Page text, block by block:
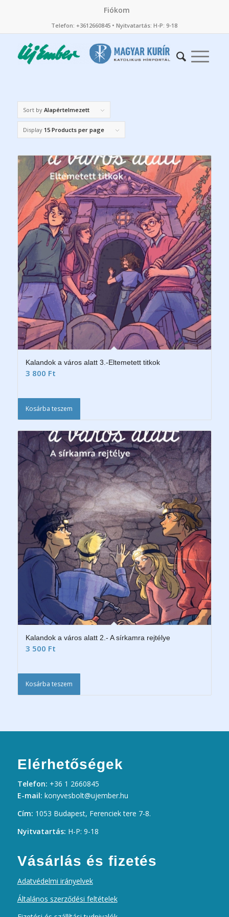
Fiókom
Telefon: +3612660845 • Nyitvatartás: H-P: 9-18
Sort by Alapértelmezett
Display 15 Products per page
Kalandok a város alatt 3.-Eltemetett titkok
3 800 Ft
Kosárba teszem
Kalandok a város alatt 2.- A sírkamra rejtélye
3 500 Ft
Kosárba teszem
Elérhetőségek
Telefon: +36 1 2660845
E-mail: konyvesbolt@ujember.hu
Cím: 1053 Budapest, Ferenciek tere 7-8.
Nyitvatartás: H-P: 9-18
Vásárlás és fizetés
Adatvédelmi irányelvek
Általános szerződési feltételek